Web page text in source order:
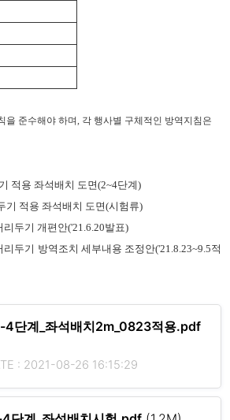
을 준수해야 하며 각 행사별 구체적인 방역지침은
적용 좌석배치 도면(2~4단계)
기 적용 좌석배치 도면(시험류)
두기 개편안('21.6.20발표)
두기 방역조치 세부내용 조정안('21.8.23~9.5적
4단계_좌석배치2m_0823적용.pdf
: 2021-08-26 16:15:29